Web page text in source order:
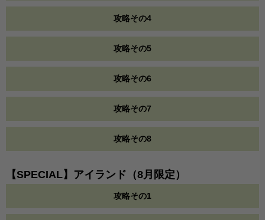
攻略その4
攻略その5
攻略その6
攻略その7
攻略その8
【SPECIAL】アイランド（8月限定）
攻略その1